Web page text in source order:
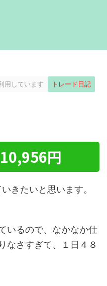
用しています トレード日記
円
きたいと思います。
いるので、なかなか仕
なさすぎて、１日４８